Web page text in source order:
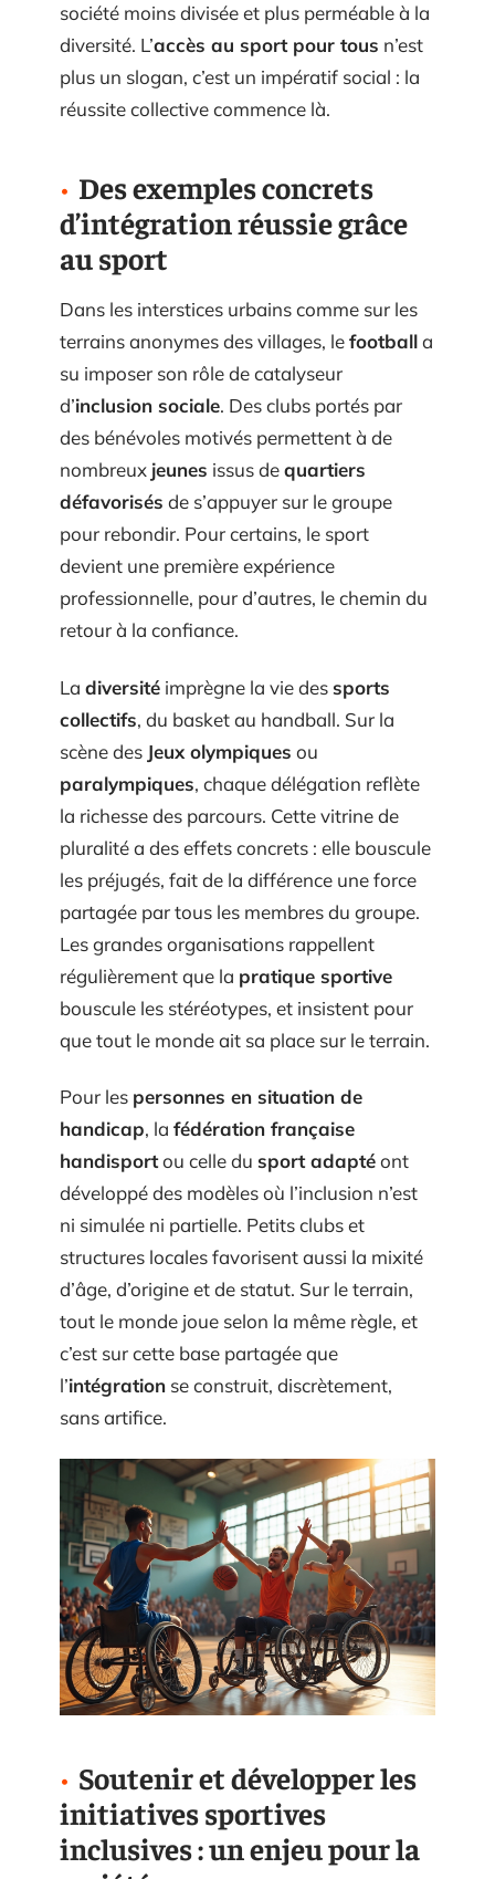
société moins divisée et plus perméable à la
diversité. L’accès au sport pour tous n’est
plus un slogan, c’est un impératif social : la
réussite collective commence là.
Des exemples concrets
d’intégration réussie grâce
au sport
Dans les interstices urbains comme sur les
terrains anonymes des villages, lefootballa
su imposer son rôle de catalyseur
d’inclusion sociale. Des clubs portés par
des bénévoles motivés permettent à de
nombreux jeunes issus dequartiers
défavorisés de s’appuyer sur le groupe
pour rebondir. Pour certains, le sport
devient une première expérience
professionnelle, pour d’autres, le chemin du
retour à la confiance.
La diversité imprègne la vie dessports
collectifs, du basket au handball. Sur la
scène des Jeux olympiques ou
paralympiques, chaque délégation reflète
la richesse des parcours. Cette vitrine de
pluralité a des effets concrets : elle bouscule
les préjugés, fait de la différence une force
partagée par tous les membres du groupe.
Les grandes organisations rappellent
régulièrement que la pratique sportive
bouscule les stéréotypes, et insistent pour
que tout le monde ait sa place sur le terrain.
Pour les personnes en situation de
handicap, la fédération française
handisportou celle du sport adaptéont
développé des modèles où l’inclusion n’est
ni simulée ni partielle. Petits clubs et
structures locales favorisent aussi la mixité
d’âge, d’origine et de statut. Sur le terrain,
tout le monde joue selon la même règle, et
c’est sur cette base partagée que
l’intégration se construit, discrètement,
sans artifice.
Soutenir et développer les
initiatives sportives
inclusives : un enjeu pour la